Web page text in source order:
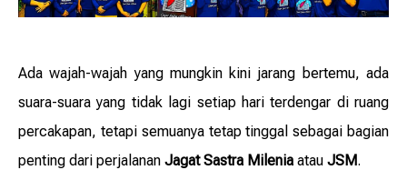
Ada wajah-wajah yang mungkin kini jarang bertemu, ada
suara-suara yang tidak lagi setiap hari terdengar di ruang
percakapan, tetapi semuanya tetap tinggal sebagai bagian
penting dari perjalanan Jagat Sastra Milenia atau JSM.